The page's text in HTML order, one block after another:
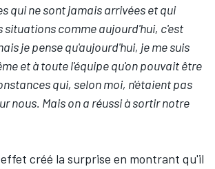
qui ne sont jamais arrivées et qui
situations comme aujourd'hui, c'est
je pense qu'aujourd'hui, je me suis
et à toute l'équipe qu'on pouvait être
qui, selon moi, n'étaient pas
nous. Mais on a réussi à sortir notre
créé la surprise en montrant qu'il